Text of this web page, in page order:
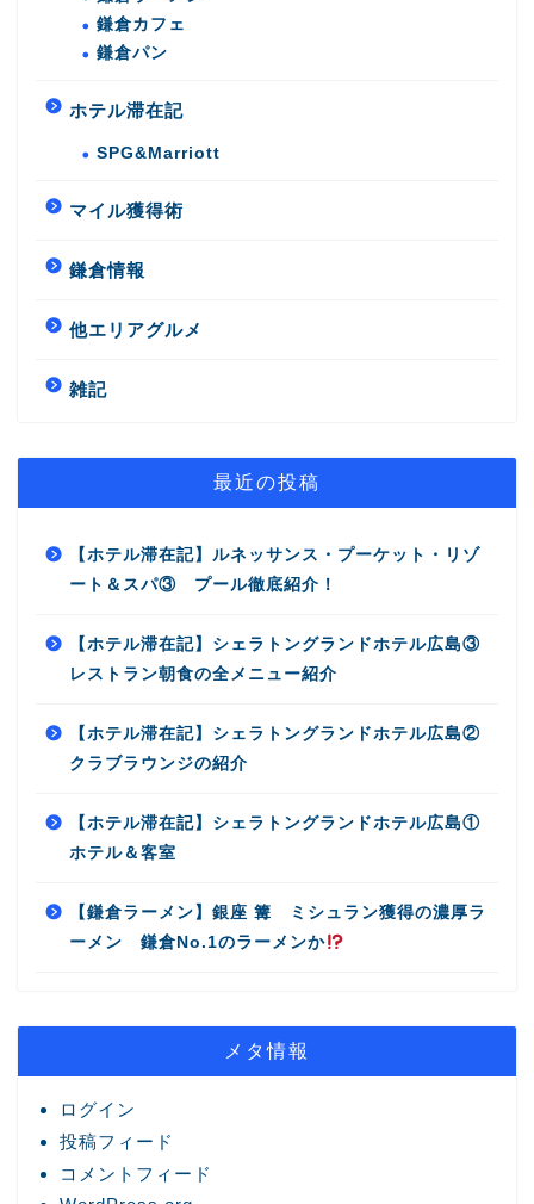
鎌倉カフェ
鎌倉パン
ホテル滞在記
SPG&Marriott
マイル獲得術
鎌倉情報
他エリアグルメ
雑記
最近の投稿
【ホテル滞在記】ルネッサンス・プーケット・リゾ
ート＆スパ③ プール徹底紹介！
【ホテル滞在記】シェラトングランドホテル広島③
レストラン朝食の全メニュー紹介
【ホテル滞在記】シェラトングランドホテル広島②
クラブラウンジの紹介
【ホテル滞在記】シェラトングランドホテル広島①
ホテル＆客室
【鎌倉ラーメン】銀座 篝 ミシュラン獲得の濃厚ラ
ーメン 鎌倉No.1のラーメンか
メタ情報
ログイン
投稿フィード
コメントフィード